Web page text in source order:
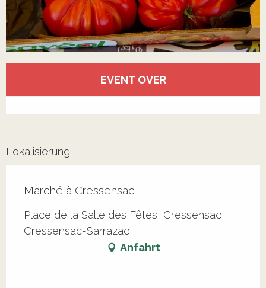
EVENT OVER
Lokalisierung
Marché à Cressensac
Place de la Salle des Fêtes, Cressensac,
Cressensac-Sarrazac
Anfahrt